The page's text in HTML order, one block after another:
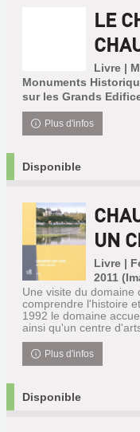
LE
Livre |
Monuments
sur les Grands
Plus d'infos
Disponible
UN
Livre |
2011
Une visite du
comprendre l'histoire
1992 le domaine
ainsi qu'un centre
Plus d'infos
Disponible